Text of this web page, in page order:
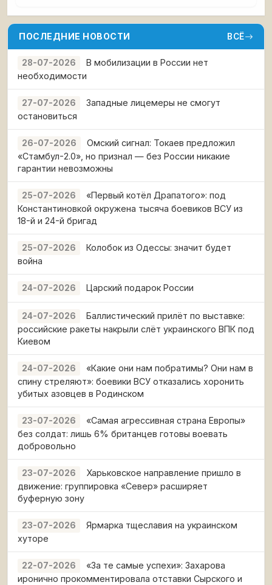
ПОСЛЕДНИЕ НОВОСТИ ВСЁ
28-07-2026
В мобилизации в России нет
необходимости
27-07-2026
Западные лицемеры не смогут
остановиться
26-07-2026
Омский сигнал: Токаев предложил
«Стамбул-2.0», но признал — без России никакие
гарантии невозможны
25-07-2026
«Первый котёл Драпатого»: под
Константиновкой окружена тысяча боевиков ВСУ из
18-й и 24-й бригад
25-07-2026
Колобок из Одессы: значит будет
война
24-07-2026 Царский подарок России
24-07-2026
Баллистический прилёт по выставке:
российские ракеты накрыли слёт украинского ВПК под
Киевом
24-07-2026
«Какие они нам побратимы? Они нам в
спину стреляют»: боевики ВСУ отказались хоронить
убитых азовцев в Родинском
23-07-2026
«Самая агрессивная страна Европы»
без солдат: лишь 6% британцев готовы воевать
добровольно
23-07-2026
Харьковское направление пришло в
движение: группировка «Север» расширяет
буферную зону
23-07-2026
Ярмарка тщеславия на украинском
хуторе
22-07-2026
«За те самые успехи»: Захарова
иронично прокомментировала отставки Сырского и